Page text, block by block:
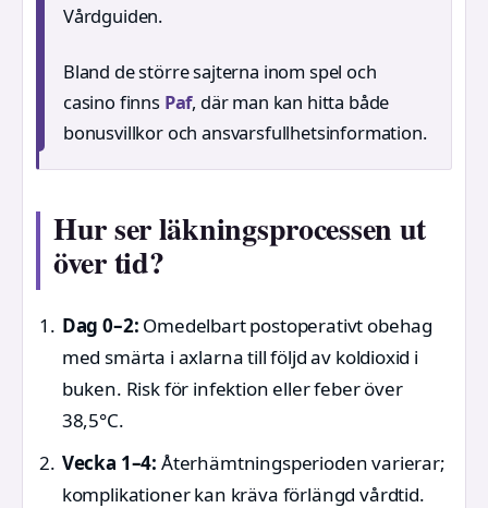
Vårdguiden.
Bland de större sajterna inom spel och
casino finns Paf, där man kan hitta både
bonusvillkor och ansvarsfullhetsinformation.
Hur ser läkningsprocessen ut
över tid?
Dag 0–2: Omedelbart postoperativt obehag
med smärta i axlarna till följd av koldioxid i
buken. Risk för infektion eller feber över
38,5°C.
Vecka 1–4: Återhämtningsperioden varierar;
komplikationer kan kräva förlängd vårdtid.